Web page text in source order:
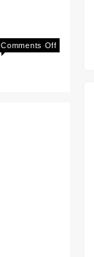
Comments Offon